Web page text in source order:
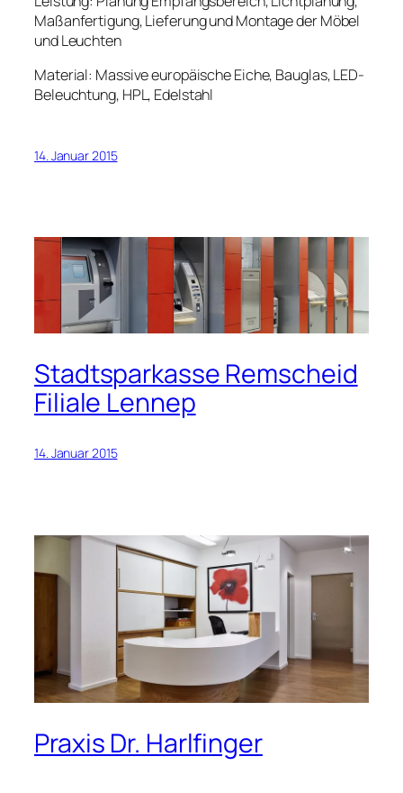
Maßanfertigung, Lieferung und Montage der Möbel
und Leuchten
Material: Massive europäische Eiche, Bauglas, LED-
Beleuchtung, HPL, Edelstahl
14. Januar 2015
Stadtsparkasse Remscheid
Filiale Lennep
14. Januar 2015
Praxis Dr. Harlfinger